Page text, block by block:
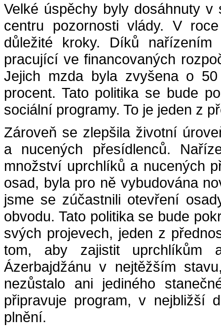
Velké úspěchy byly dosáhnuty
centru pozornosti vlády. V
důležité kroky. Díků
pracující ve financovaných
Jejich mzda byla zvyšena o
procent. Tato politika se bude
sociální programy. To je jeden z
Zároveň se zlepšila životní
a nucených přesídlenců.
množství uprchlíků a nucených
osad, byla pro ně vybudována
jsme se zúčastnili otevření
obvodu. Tato politika se bude
svých projevech, jeden z
tom, aby zajistit uprchlíkům
Ázerbajdžánu v nejtěžším
nezůstalo ani jediného
připravuje program, v nejbližší
plnění.